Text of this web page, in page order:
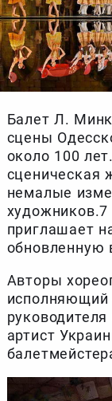
Балет Л.
сцены
около 100
сценическая
немалые
художников.7
приглашает
обновленную
Авторы
исполняющий
артист